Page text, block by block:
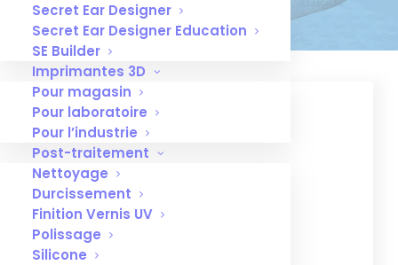
Secret Ear Designer
Secret Ear Designer Education
SE Builder
Imprimantes 3D
Pour magasin
Pour laboratoire
Pour l’industrie
Post-traitement
Nettoyage
Durcissement
Finition Vernis UV
Polissage
Silicone
Affinez votre recherche